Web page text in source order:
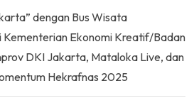
dengan Bus Wisata
Kementerian Ekonomi Kreatif/Badan
DKI Jakarta, Mataloka Live, dan
Hekrafnas 2025